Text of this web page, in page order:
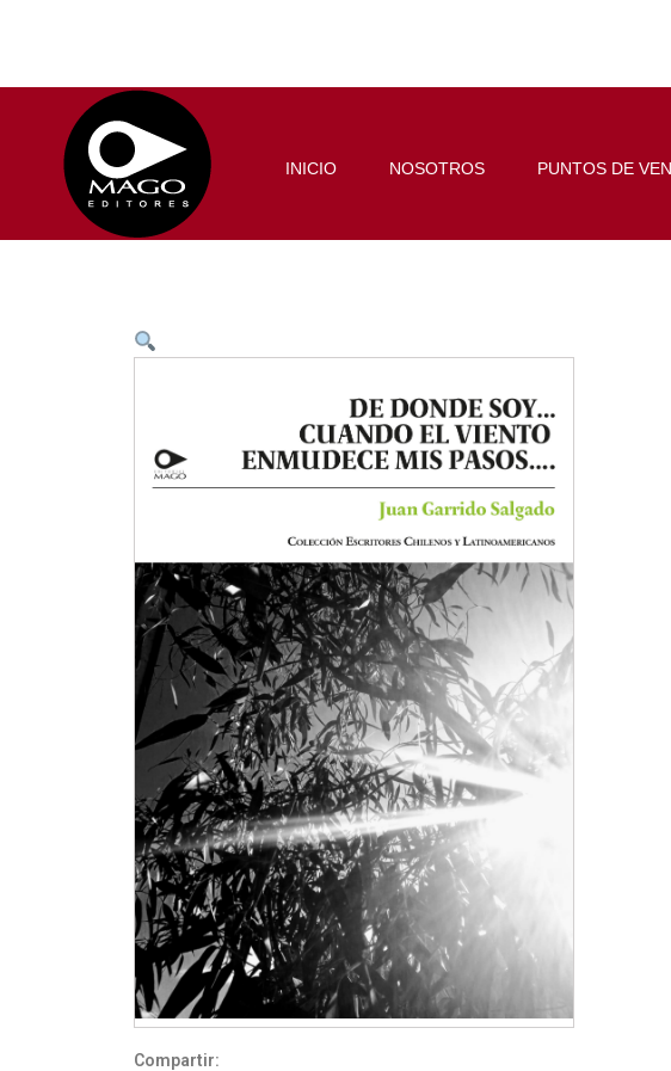
INICIO NOSOTROS PUNTOS DE
Compartir: